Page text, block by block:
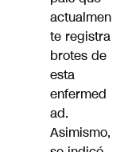
actualmen
te registra
brotes de
esta
enfermed
ad.
Asimismo,